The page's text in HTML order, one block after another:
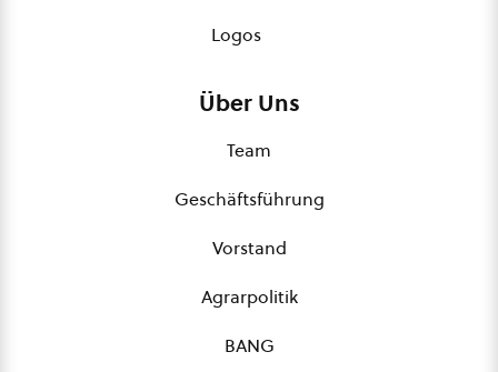
Logos
Über Uns
Team
Geschäftsführung
Vorstand
Agrarpolitik
BANG